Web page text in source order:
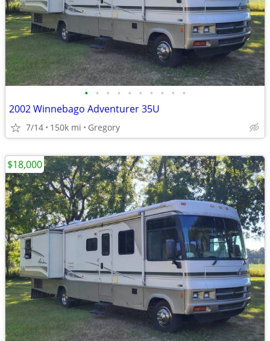
• • • • • • • • • •
2002 Winnebago Adventurer 35U
7/14 150k mi Gregory
$18,000